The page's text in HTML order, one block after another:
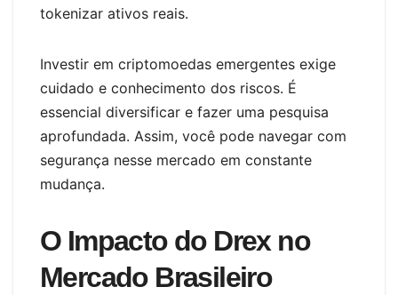
tokenizar ativos reais.
Investir em criptomoedas emergentes exige
cuidado e conhecimento dos riscos. É
essencial diversificar e fazer uma pesquisa
aprofundada. Assim, você pode navegar com
segurança nesse mercado em constante
mudança.
O Impacto do Drex no
Mercado Brasileiro